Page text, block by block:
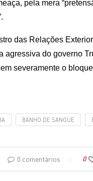
pela mera
das Relações
agressiva do governo
severamente o
BANHO DE SANGUE
0 comentários 0